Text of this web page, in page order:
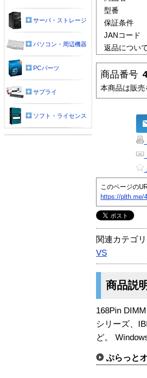
型番
保証条件
JANコード
返品について
商品番号
本商品は販売
このページの
https://plth.me/
関連カテゴリ
VS
商品説
168Pin
シリーズ、
ど。
ぷらっと
サーバ・ストレージ
パソコン・周辺機器
PCパーツ
サプライ
ソフト・ライセンス